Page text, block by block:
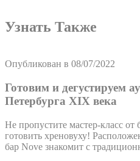
Узнать Также
Опубликован в 08/07/2022
Готовим и дегустируем
Петербурга XIX века
Не пропустите мастер-класс от
готовить хреновуху!
бар Nove знакомит с